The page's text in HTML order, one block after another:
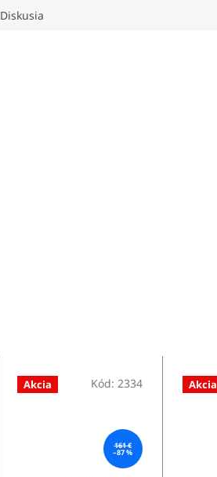
Diskusia
Akcia
161 €
–87 %
Kód: 2334 Akcia